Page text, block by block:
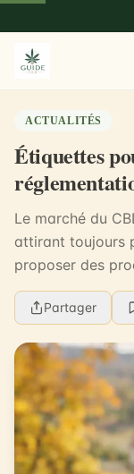
ACTUALITÉS
Étiquettes
Le marché du
attirant toujours
proposer des
attention,
Partager